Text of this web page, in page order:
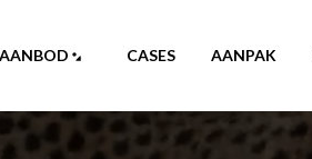
AANBOD CASES AANPAK